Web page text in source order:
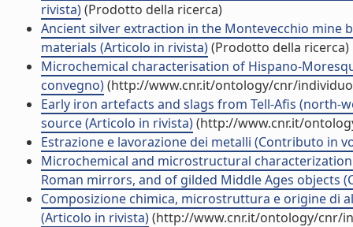
rivista)(Prodotto della ricerca)
Ancient silver extraction in the Montevecchio mine
materials (Articolo in rivista)(Prodotto della ricerca)
Microchemical characterisation of Hispano-
convegno)(http://www.cnr.it/ontology/cnr/
Early iron artefacts and slags from Tell-Afis
source (Articolo in rivista)(http://www.cnr.it/
Estrazione e lavorazione dei metalli (Contributo in
Microchemical and microstructural
Roman mirrors, and of gilded Middle Ages objects
Composizione chimica, microstruttura e origine di
(Articolo in rivista)(http://www.cnr.it/ontology/cnr/